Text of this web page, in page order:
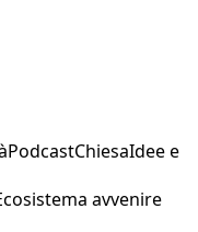
PodcastChiesaIdee e
avvenire